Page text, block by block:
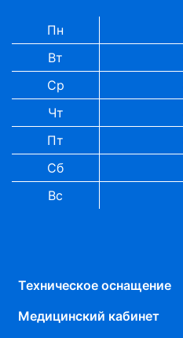
Пн
Вт
Ср
Чт
Пт
Сб
Вс
Техническое оснащение
Медицинский кабинет